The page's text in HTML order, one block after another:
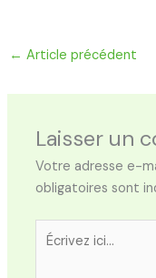
← Article précédent
Laisser un
Votre adresse e-
obligatoires sont
Écrivez
ici…